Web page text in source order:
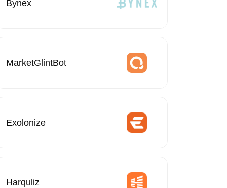
Bynex
MarketGlintBot
Exolonize
Harquliz